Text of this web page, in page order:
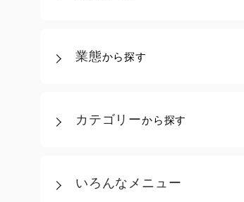
業態から探す
カテゴリーから探す
いろんなメニュー